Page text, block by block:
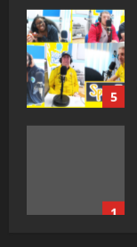
5
1